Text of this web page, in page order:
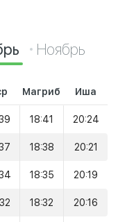
Ноябрь
Магриб Иша
18:41 20:24
18:38 20:21
18:35 20:19
18:32 20:16